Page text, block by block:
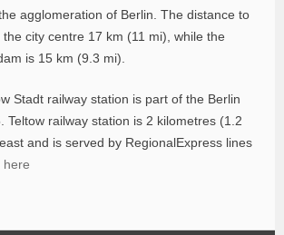
agglomeration of Berlin. The distance to
city centre 17 km (11 mi), while the
is 15 km (9.3 mi).
Stadt railway station is part of the Berlin
Teltow railway station is 2 kilometres (1.2
and is served by RegionalExpress lines
here